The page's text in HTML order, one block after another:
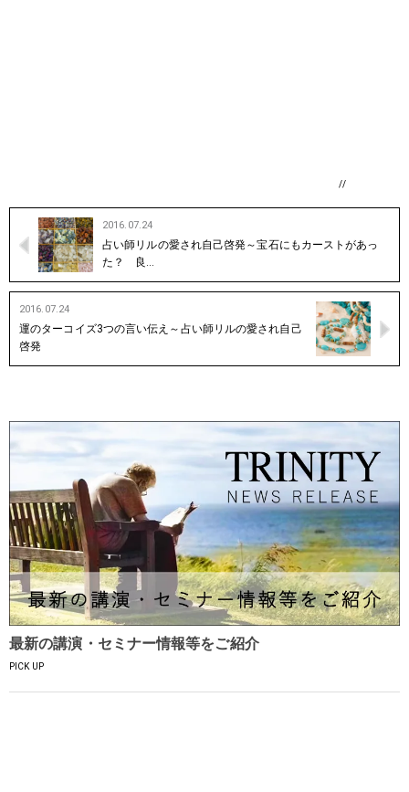
//
2016.07.24
占い師リルの愛され自己啓発～宝石にもカーストがあっ
た？ 良…
2016.07.24
運のターコイズ3つの言い伝え～占い師リルの愛され自己
啓発
最新の講演・セミナー情報等をご紹介
PICK UP